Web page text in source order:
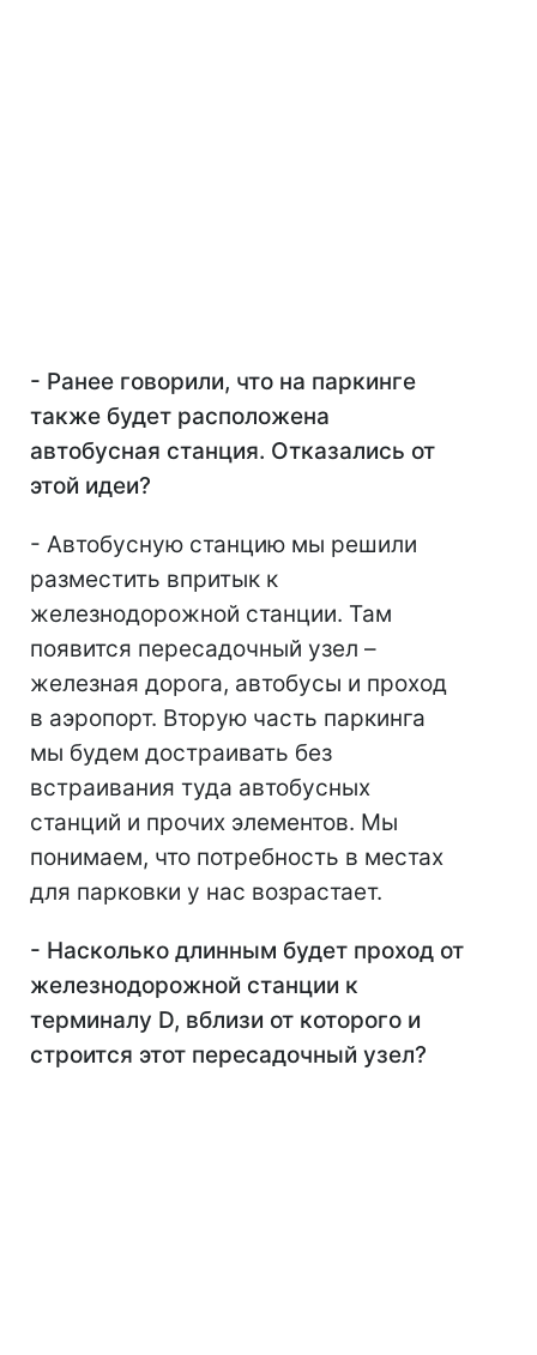
- Ранее говорили, что на паркинге
также будет расположена
автобусная станция. Отказались от
этой идеи?
- Автобусную станцию мы решили
разместить впритык к
железнодорожной станции. Там
появится пересадочный узел –
железная дорога, автобусы и проход
в аэропорт. Вторую часть паркинга
мы будем достраивать без
встраивания туда автобусных
станций и прочих элементов. Мы
понимаем, что потребность в местах
для парковки у нас возрастает.
- Насколько длинным будет проход от
железнодорожной станции к
терминалу D, вблизи от которого и
строится этот пересадочный узел?